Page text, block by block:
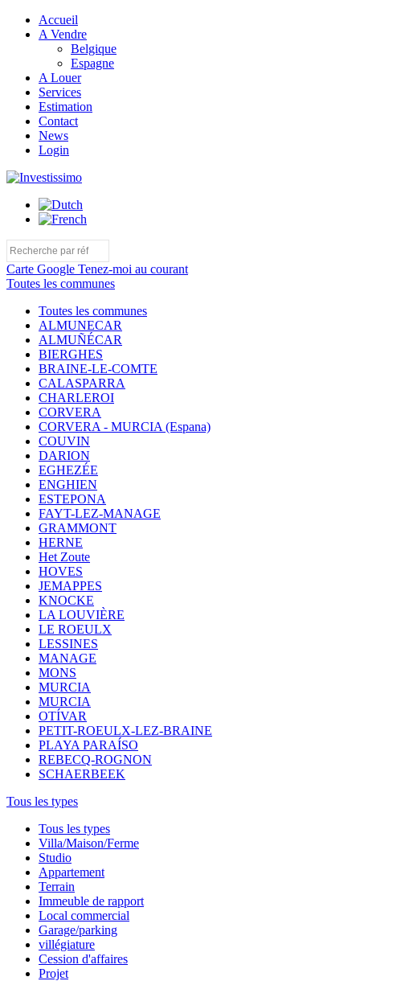
Accueil
A Vendre
Belgique
Espagne
A Louer
Services
Estimation
Contact
News
Login
Carte Google Tenez-moi au courant
Toutes les communes
Toutes les communes
ALMUNECAR
ALMUÑÉCAR
BIERGHES
BRAINE-LE-COMTE
CALASPARRA
CHARLEROI
CORVERA
CORVERA - MURCIA (Espana)
COUVIN
DARION
EGHEZÉE
ENGHIEN
ESTEPONA
FAYT-LEZ-MANAGE
GRAMMONT
HERNE
Het Zoute
HOVES
JEMAPPES
KNOCKE
LA LOUVIÈRE
LE ROEULX
LESSINES
MANAGE
MONS
MURCIA
MURCIA
OTÍVAR
PETIT-ROEULX-LEZ-BRAINE
PLAYA PARAÍSO
REBECQ-ROGNON
SCHAERBEEK
Tous les types
Tous les types
Villa/Maison/Ferme
Studio
Appartement
Terrain
Immeuble de rapport
Local commercial
Garage/parking
villégiature
Cession d'affaires
Projet